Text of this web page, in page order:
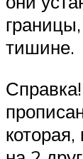
тишине.